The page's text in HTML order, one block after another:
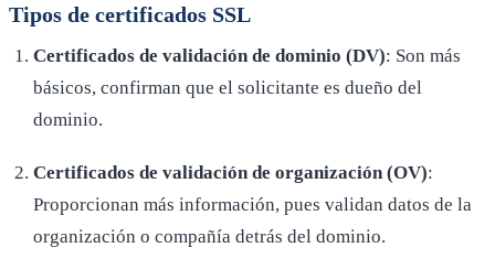
Tipos de certificados SSL
Certificados de validación de dominio (DV): Son más
básicos, confirman que el solicitante es dueño del
dominio.
Certificados de validación de organización (OV):
Proporcionan más información, pues validan datos de la
organización o compañía detrás del dominio.